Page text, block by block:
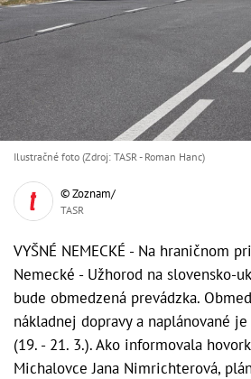
Ilustračné foto (Zdroj: TASR - Roman Hanc)
© Zoznam/
TASR
VYŠNÉ NEMECKÉ - Na hraničnom
Nemecké - Užhorod na slovensko-
bude obmedzená prevádzka.
nákladnej dopravy a naplánované
(19. - 21. 3.). Ako informovala
Michalovce Jana Nimrichterová,